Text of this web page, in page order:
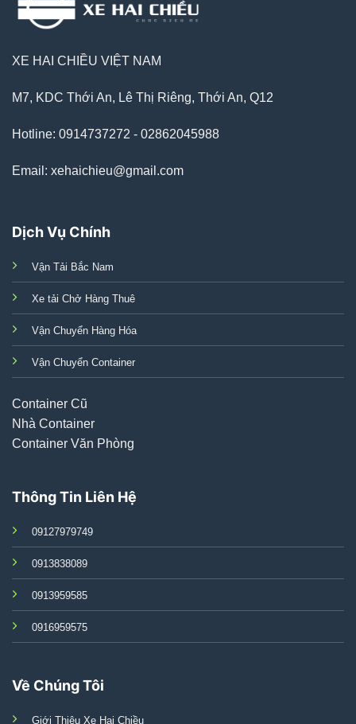
XE HAI CHIỀU VIỆT NAM
M7, KDC Thới An, Lê Thị Riêng, Thới An, Q12
Hotline: 0914737272 - 02862045988
Email: xehaichieu@gmail.com
Dịch Vụ Chính
Vận Tải Bắc Nam
Xe tải Chở Hàng Thuê
Vận Chuyển Hàng Hóa
Vận Chuyển Container
Container Cũ
Nhà Container
Container Văn Phòng
Thông Tin Liên Hệ
09127979749
0913838089
0913959585
0916959575
Về Chúng Tôi
Giới Thiệu Xe Hai Chiều